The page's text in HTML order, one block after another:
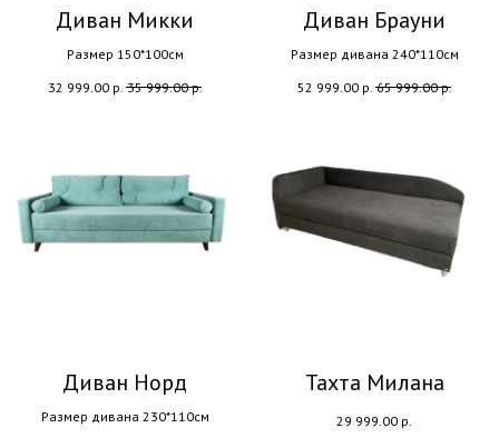
Диван Микки
Размер 150*100см
32 999.00 р. 35 999.00 р.
Диван Брауни
Размер дивана 240*110см
52 999.00 р. 65 999.00 р.
Диван Норд
Размер дивана 230*110см
Тахта Милана
29 999.00 р.